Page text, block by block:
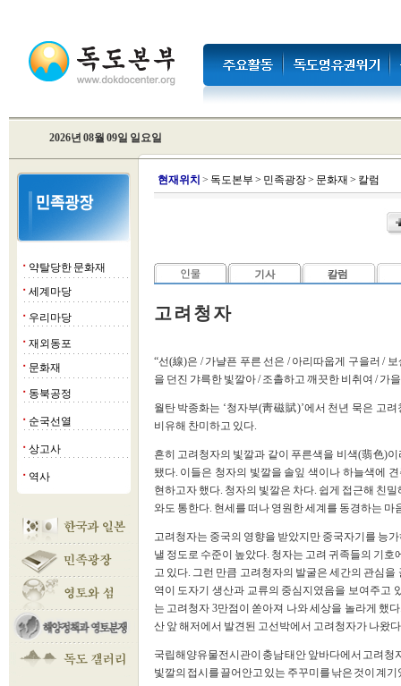
2026년 08월 09일 일요일
■ 약탈당한 문화재
■ 세계마당
■ 우리마당
■ 재외동포
■ 문화재
■ 동북공정
■ 순국선열
■ 상고사
■ 역사
현재위치 > 독도본부 > 민족광장> 문화재 > 칼럼
고 려 청 자
“선(線)은 / 가냘픈 푸른 선은 / 아리따웁게 구을러 /
을 던진 갸륵한 빛깔아 / 조촐하고 깨끗한 비취여 / 가
월탄 박종화는 ‘청자부(靑磁賦)’에서 천년 묵은 고
비유해 찬미하고 있다.
흔히 고려청자의 빛깔과 같이 푸른색을 비색(翡色)
됐다. 이들은 청자의 빛깔을 솔잎 색이나 하늘색에
현하고자 했다. 청자의 빛깔은 차다. 쉽게 접근해 친
와도 통한다. 현세를 떠나 영원한 세계를 동경하는 마
고려청자는 중국의 영향을 받았지만 중국자기를 능
낼 정도로 수준이 높았다. 청자는 고려 귀족들의 기
고 있다. 그런 만큼 고려청자의 발굴은 세간의 관심
역이 도자기 생산과 교류의 중심지였음을 보여주고
는 고려청자 3만점이 쏟아져 나와 세상을 놀라게 했
산 앞 해저에서 발견된 고선박에서 고려청자가 나왔
국립해양유물전시관이 충남 태안 앞바다에서 고려청
빛깔의 접시를 끌어안고 있는 주꾸미를 낚은 것이 계